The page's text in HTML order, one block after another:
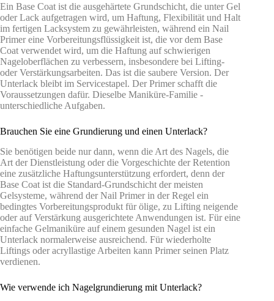
Ein Base Coat ist die ausgehärtete Grundschicht, die unter Gel
oder Lack aufgetragen wird, um Haftung, Flexibilität und Halt
im fertigen Lacksystem zu gewährleisten, während ein Nail
Primer eine Vorbereitungsflüssigkeit ist, die vor dem Base
Coat verwendet wird, um die Haftung auf schwierigen
Nageloberflächen zu verbessern, insbesondere bei Lifting-
oder Verstärkungsarbeiten. Das ist die saubere Version. Der
Unterlack bleibt im Servicestapel. Der Primer schafft die
Voraussetzungen dafür. Dieselbe Maniküre-Familie -
unterschiedliche Aufgaben.
Brauchen Sie eine Grundierung und einen Unterlack?
Sie benötigen beide nur dann, wenn die Art des Nagels, die
Art der Dienstleistung oder die Vorgeschichte der Retention
eine zusätzliche Haftungsunterstützung erfordert, denn der
Base Coat ist die Standard-Grundschicht der meisten
Gelsysteme, während der Nail Primer in der Regel ein
bedingtes Vorbereitungsprodukt für ölige, zu Lifting neigende
oder auf Verstärkung ausgerichtete Anwendungen ist. Für eine
einfache Gelmaniküre auf einem gesunden Nagel ist ein
Unterlack normalerweise ausreichend. Für wiederholte
Liftings oder acryllastige Arbeiten kann Primer seinen Platz
verdienen.
Wie verwende ich Nagelgrundierung mit Unterlack?